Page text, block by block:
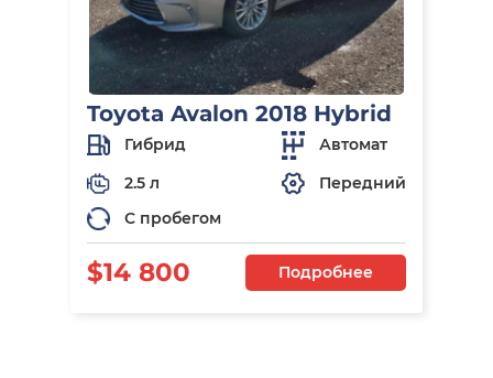
Toyota Avalon 2018 Hybrid
Гибрид
Автомат
2.5 л
Передний
С пробегом
$14 800 Подробнее